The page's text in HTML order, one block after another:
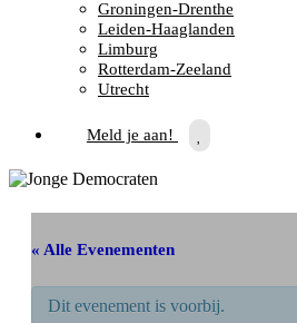
Groningen-Drenthe
Leiden-Haaglanden
Limburg
Rotterdam-Zeeland
Utrecht
Meld je aan!
« Alle Evenementen
Dit evenement is voorbij.